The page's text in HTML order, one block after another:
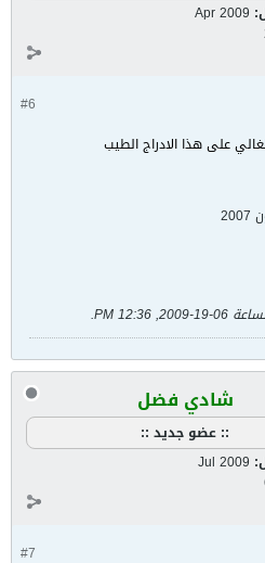
Apr 2009
#6
على هذا الادراج الطيب
06-19-2009, 12:36 PM
.
شادي فضل
:: عضو جديد ::
Jul 2009
#7